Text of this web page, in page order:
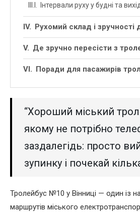
Інтервали руху у будні та
Рухомий склад і зручності
Де зручно пересісти з
Поради для пасажирів
“Хороший міський
якому не потрібно
заздалегідь: просто
зупинку і почекай
Тролейбус №10 у Вінниці — один із
маршрутів міського